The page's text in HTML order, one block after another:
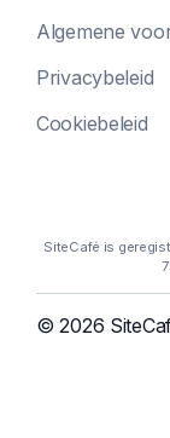
Algemene
Privacybeleid
Cookiebeleid
SiteCafé is
© 2026